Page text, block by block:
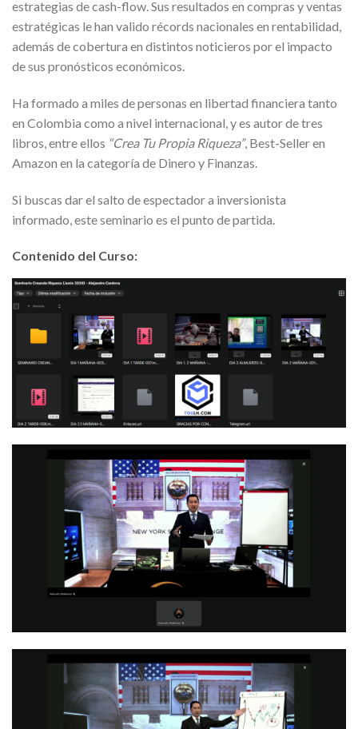
estrategias de cash-flow. Sus resultados en compras y ventas
estratégicas le han valido récords nacionales en rentabilidad,
además de cobertura en distintos noticieros por el impacto
de sus pronósticos económicos.
Ha formado a miles de personas en libertad financiera tanto
en Colombia como a nivel internacional, y es autor de tres
libros, entre ellos “Crea Tu Propia Riqueza”, Best-Seller en
Amazon en la categoría de Dinero y Finanzas.
Si buscas dar el salto de espectador a inversionista
informado, este seminario es el punto de partida.
Contenido del Curso: